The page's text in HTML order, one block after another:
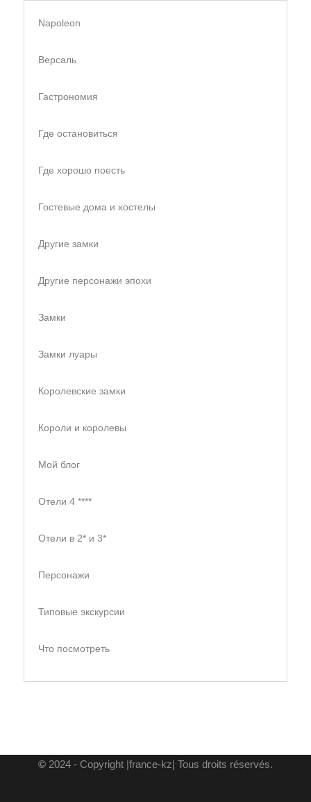
Napoleon
Версаль
Гастрономия
Где остановиться
Где хорошо поесть
Гостевые дома и хостелы
Другие замки
Другие персонажи эпохи
Замки
Замки луары
Королевские замки
Короли и королевы
Мой блог
Отели 4 ****
Отели в 2* и 3*
Персонажи
Типовые экскурсии
Что посмотреть
© 2024 - Copyright |france-kz| Tous droits réservés.